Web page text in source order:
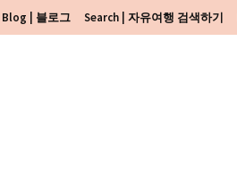
Blog | 블로그 Search | 자유여행 검색하기